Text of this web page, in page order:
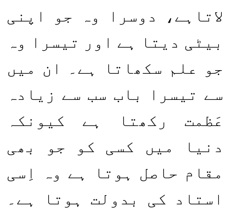
لاتاہے، دوسرا وہ جو اپنی
بیٹی دیتا ہے اور تیسرا وہ
جو علم سکھاتا ہے۔ ان میں
سے تیسرا باب سب سے زیادہ
عَظمت رکھتا ہے کیونکہ
دنیا میں کسی کو جو بھی
مقام حاصل ہوتا ہے وہ اِسی
استاد کی بدولت ہوتا ہے۔